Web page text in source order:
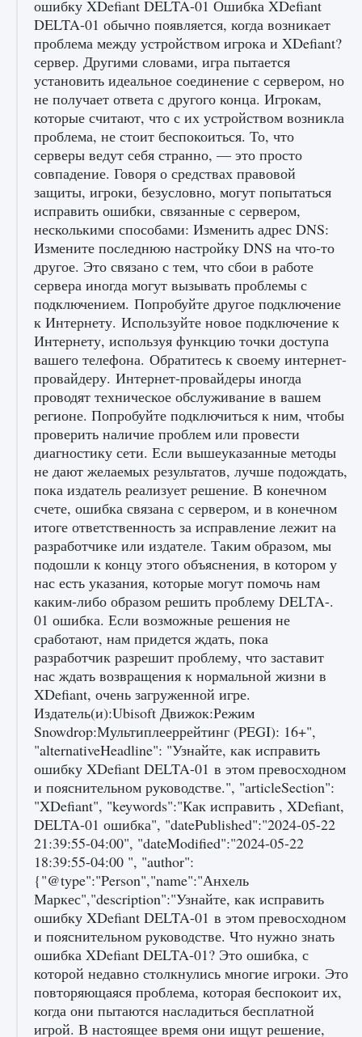
игре Creatures of Ava
Как исправить ошибку EA FC 25 beta,
которая не работает
0
Как создавать предметы в Creatures of Ava
9 августа 2024 1 266 0 0
Как найти Гробницу Изгоев в Diablo 4
9 августа 2024 1 337 0 0
Как получить Thunder Egg в Stardew Valley
9 августа 2024 1 244 0 0
Как исправить неработающие награды For
Honor
9 августа 2024 1 205 0 0
ошибку XDefiant DELTA-01 Ошибка XDefiant
DELTA-01 обычно появляется, когда возникает
проблема между устройством игрока и XDefiant?
сервер. Другими словами, игра пытается
установить идеальное соединение с сервером, но
не получает ответа с другого конца. Игрокам,
которые считают, что с их устройством возникла
проблема, не стоит беспокоиться. То, что
серверы ведут себя странно, — это просто
совпадение. Говоря о средствах правовой
защиты, игроки, безусловно, могут попытаться
исправить ошибки, связанные с сервером,
несколькими способами: Изменить адрес DNS:
Измените последнюю настройку DNS на что-то
другое. Это связано с тем, что сбои в работе
сервера иногда могут вызывать проблемы с
подключением. Попробуйте другое подключение
к Интернету. Используйте новое подключение к
Интернету, используя функцию точки доступа
вашего телефона. Обратитесь к своему интернет-
провайдеру. Интернет-провайдеры иногда
проводят техническое обслуживание в вашем
регионе. Попробуйте подключиться к ним, чтобы
проверить наличие проблем или провести
диагностику сети. Если вышеуказанные методы
не дают желаемых результатов, лучше подождать,
пока издатель реализует решение. В конечном
счете, ошибка связана с сервером, и в конечном
итоге ответственность за исправление лежит на
разработчике или издателе. Таким образом, мы
подошли к концу этого объяснения, в котором у
нас есть указания, которые могут помочь нам
каким-либо образом решить проблему DELTA-.
01 ошибка. Если возможные решения не
сработают, нам придется ждать, пока
разработчик разрешит проблему, что заставит
нас ждать возвращения к нормальной жизни в
XDefiant, очень загруженной игре.
Издатель(и):Ubisoft Движок:Режим
Snowdrop:Мультиплееррейтинг (PEGI): 16+",
"alternativeHeadline": "Узнайте, как исправить
ошибку XDefiant DELTA-01 в этом превосходном
и пояснительном руководстве.", "articleSection":
"XDefiant", "keywords":"Как исправить , XDefiant,
DELTA-01 ошибка", "datePublished":"2024-05-22
21:39:55-04:00", "dateModified":"2024-05-22
18:39:55-04:00 ", "author":
{"@type":"Person","name":"Анхель
Маркес","description":"Узнайте, как исправить
ошибку XDefiant DELTA-01 в этом превосходном
и пояснительном руководстве. Что нужно знать
ошибка XDefiant DELTA-01? Это ошибка, с
которой недавно столкнулись многие игроки. Это
повторяющаяся проблема, которая беспокоит их,
когда они пытаются насладиться бесплатной
игрой. В настоящее время они ищут решение,